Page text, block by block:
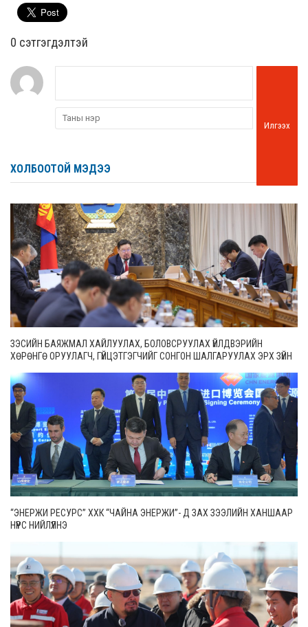
0 cэтгэгдэлтэй
Илгээх
ХОЛБООТОЙ МЭДЭЭ
ЗЭСИЙН БАЯЖМАЛ ХАЙЛУУЛАХ, БОЛОВСРУУЛАХ ҮЙЛДВЭРИЙН
ХӨРӨНГӨ ОРУУЛАГЧ, ГҮЙЦЭТГЭГЧИЙГ СОНГОН ШАЛГАРУУЛАХ ЭРХ ЗҮЙН
“ЭНЕРЖИ РЕСУРС” ХХК “ЧАЙНА ЭНЕРЖИ”- Д ЗАХ ЗЭЭЛИЙН ХАНШААР
НҮҮРС НИЙЛҮҮЛНЭ